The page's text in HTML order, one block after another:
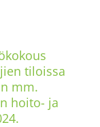
tiloissa
mm.
hoito- ja